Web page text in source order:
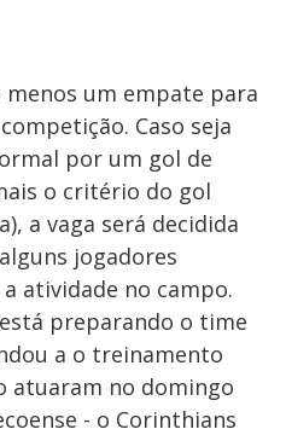
um empate para
Caso seja
por um gol de
o critério do gol
a vaga será decidida
jogadores
atividade no campo.
preparando o time
a o treinamento
atuaram no domingo
- o Corinthians